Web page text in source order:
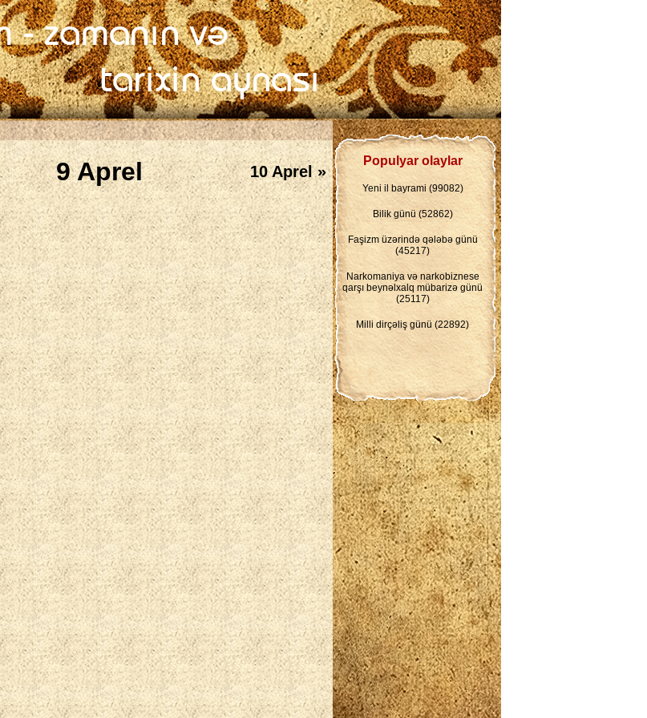
9 Aprel 10 Aprel »
Populyar olaylar
Yeni il bayrami (99082)
Bilik günü (52862)
Faşizm üzərində qələbə günü
(45217)
Narkomaniya və narkobiznese
qarşı beynəlxalq mübarizə günü
(25117)
Milli dirçəliş günü (22892)